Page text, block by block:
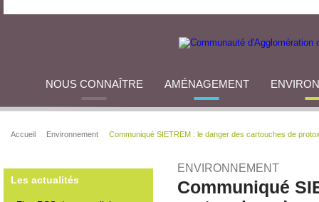
NOUS CONNAÎTRE AMÉNAGEMENT
Accueil Environnement Communiqué SIETREM : le danger des cartouches de
Les actualités
ENVIRONNEMENT
Communiqué